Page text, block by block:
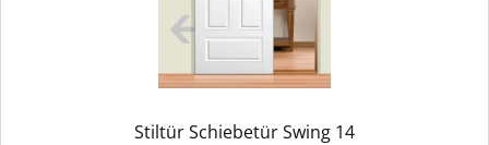
Stiltür Schiebetür Swing 14